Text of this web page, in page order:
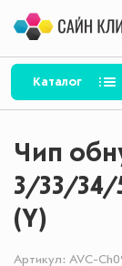
Каталог
Чип
3/33/
(Y)
Артикул: AVC-